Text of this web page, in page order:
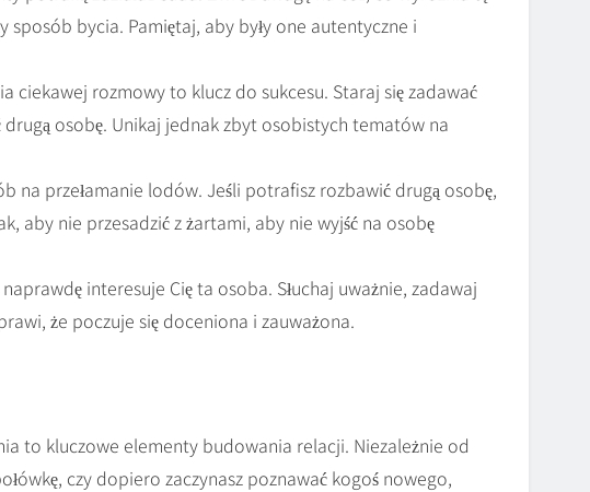
sposób bycia. Pamiętaj, aby były one autentyczne i
ciekawej rozmowy to klucz do sukcesu. Staraj się zadawać
osobę. Unikaj jednak zbyt osobistych tematów na
na przełamanie lodów. Jeśli potrafisz rozbawić drugą osobę,
aby nie przesadzić z żartami, aby nie wyjść na osobę
interesuje Cię ta osoba. Słuchaj uważnie, zadawaj
że poczuje się doceniona i zauważona.
to kluczowe elementy budowania relacji. Niezależnie od
czy dopiero zaczynasz poznawać kogoś nowego,